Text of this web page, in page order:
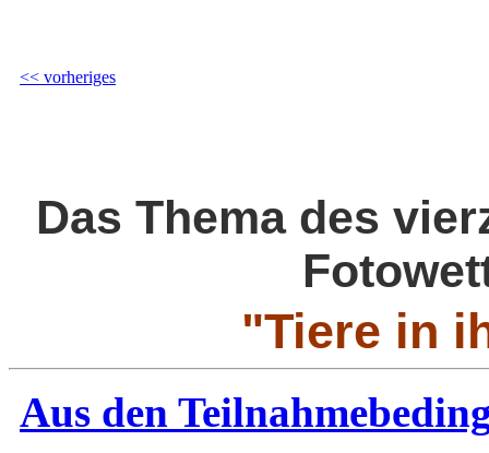
<< vorheriges
Das Thema des
"Tiere in
Aus den